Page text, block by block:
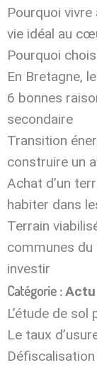
Pourquoi
vie idéal au
Pourquoi
En Bretagne,
6 bonnes
secondaire
Transition
construire un
Achat d’un
habiter dans
Terrain
communes
investir
Catégorie :
L’étude de sol
Le taux